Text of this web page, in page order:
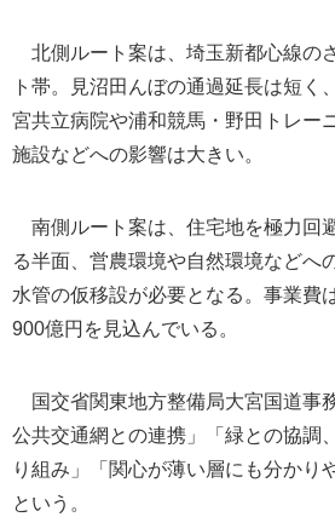
北側ルート案は、埼玉新都心線の
ト帯。見沼田んぼの通過延長は短
宮共立病院や浦和競馬・野田トレー
施設などへの影響は大きい。
南側ルート案は、住宅地を極力回
る半面、営農環境や自然環境などへ
水管の仮移設が必要となる。事業費
900億円を見込んでいる。
国交省関東地方整備局大宮国道事
公共交通網との連携」「緑との協調
り組み」「関心が薄い層にも分かり
という。